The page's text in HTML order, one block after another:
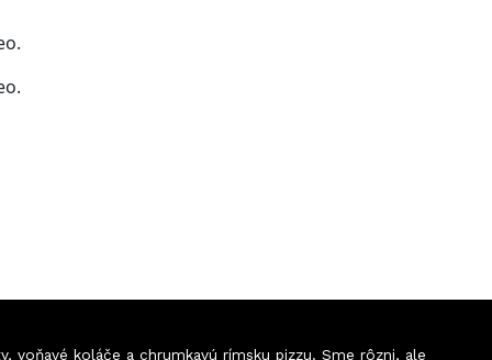
voňavé koláče a chrumkavú rímsku pizzu. Sme rôzni, ale